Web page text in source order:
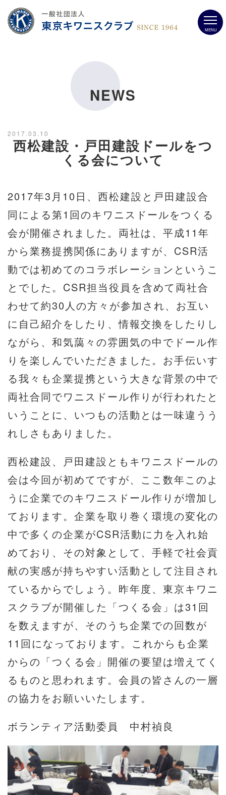
MENU
NEWS
2017.03.10
西松建設・戸田建設ドールをつ
くる会について
2017年3月10日、西松建設と戸田建設合
同による第1回のキワニスドールをつくる
会が開催されました。両社は、平成11年
から業務提携関係にありますが、CSR活
動では初めてのコラボレーションというこ
とでした。CSR担当役員を含めて両社合
わせて約30人の方々が参加され、お互い
に自己紹介をしたり、情報交換をしたりし
ながら、和気藹々の雰囲気の中でドール作
りを楽しんでいただきました。お手伝いす
る我々も企業提携という大きな背景の中で
両社合同でワニスドール作りが行われたと
いうことに、いつもの活動とは一味違うう
れしさもありました。
西松建設、戸田建設ともキワニスドールの
会は今回が初めてですが、ここ数年このよ
うに企業でのキワニスドール作りが増加し
ております。企業を取り巻く環境の変化の
中で多くの企業がCSR活動に力を入れ始
めており、その対象として、手軽で社会貢
献の実感が持ちやすい活動として注目され
ているからでしょう。昨年度、東京キワニ
スクラブが開催した「つくる会」は31回
を数えますが、そのうち企業での回数が
11回になっております。これからも企業
からの「つくる会」開催の要望は増えてく
るものと思われます。会員の皆さんの一層
の協力をお願いいたします。
ボランティア活動委員 中村禎良